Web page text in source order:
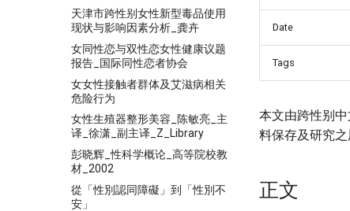
天津市跨性别女性新型毒品使用
现状与影响因素分析_龚卉
女同性恋与双性恋女性健康议题
报告_国际同性恋者协会
女女性接触者群体及艾滋病相关
危险行为
女性生殖器整形美容_陈敏亮_主
译_徐潇_副主译_Z_Library
彭晓辉_性科学概论_高等院校教
材_2002
從「性別認同障礙」到「性別不
安」
Date
Tags
本文由跨性别
料保存及研究
正文